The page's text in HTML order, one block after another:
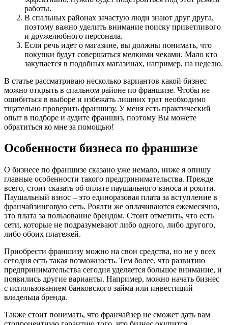
работы.
В спальных районах зачастую люди знают друг друга,
поэтому важно уделить внимание поиску приветливого
и дружелюбного персонала.
Если речь идет о магазине, вы должны понимать, что
покупки будут совершаться мелкими чеками. Мало кто
закупается в подобных магазинах, например, на неделю.
В статье рассматриваю несколько вариантов какой бизнес
можно открыть в спальном районе по франшизе. Чтобы не
ошибиться в выборе и избежать лишних трат необходимо
тщательно проверить франшизу. У меня есть практический
опыт в подборе и аудите франшиз, поэтому Вы можете
обратиться ко мне за помощью!
Особенности бизнеса по франшизе
О бизнесе по франшизе сказано уже немало, ниже я опишу
главные особенности такого предпринимательства. Прежде
всего, стоит сказать об оплате паушального взноса и роялти.
Паушальный взнос – это единоразовая плата за вступление в
франчайзинговую сеть. Роялти же оплачиваются ежемесячно,
это плата за пользование брендом. Стоит отметить, что есть
сети, которые не подразумевают либо одного, либо другого,
либо обоих платежей.
Приобрести франшизу можно на свои средства, но не у всех
сегодня есть такая возможность. Тем более, что развитию
предпринимательства сегодня уделяется большое внимание, и
появились другие варианты. Например, можно начать бизнес
с использованием банковского займа или инвестиций
владельца бренда.
Также стоит понимать, что франчайзер не сможет дать вам